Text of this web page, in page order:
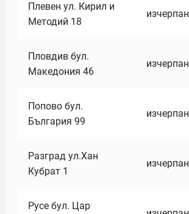
Плевен ул. Кирил и
Методий 18
изчерпан
Пловдив бул.
Македония 46
изчерпан
Попово бул.
България 99
изчерпан
Разград ул.Хан
Кубрат 1
изчерпан
Русе бул. Цар